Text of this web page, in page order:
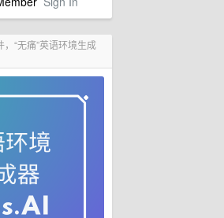
“无痛”英语环境生成